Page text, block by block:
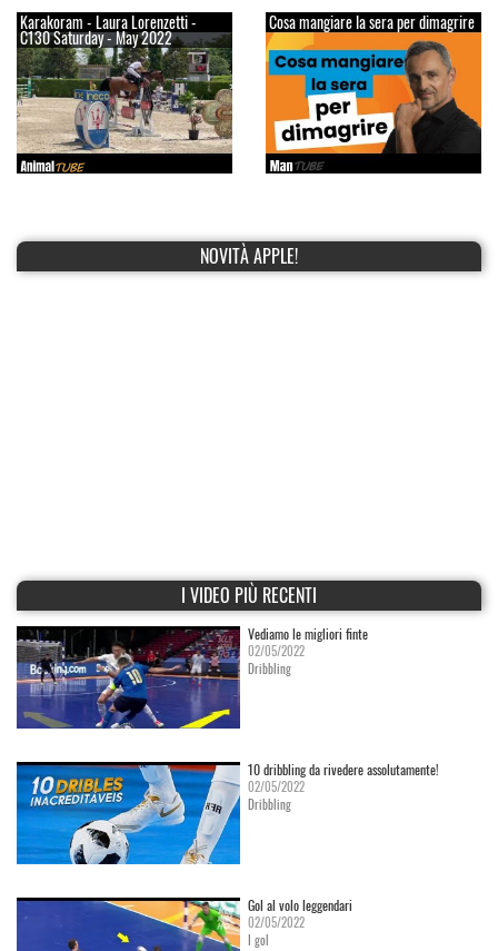
Karakoram - Laura Lorenzetti -
C130 Saturday - May 2022
Cosa mangiare la sera per dimagrire
NOVITÀ APPLE!
I VIDEO PIÙ RECENTI
Vediamo le migliori finte
02/05/2022
Dribbling
10 dribbling da rivedere assolutamente!
02/05/2022
Dribbling
Gol al volo leggendari
02/05/2022
I gol